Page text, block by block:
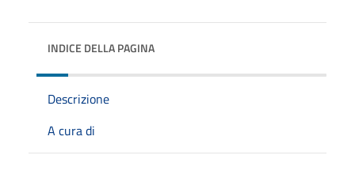
INDICE DELLA PAGINA
Descrizione
A cura di